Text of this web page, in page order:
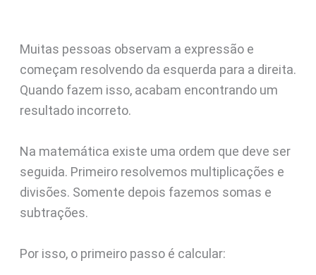
Muitas pessoas observam a expressão e
começam resolvendo da esquerda para a direita.
Quando fazem isso, acabam encontrando um
resultado incorreto.
Na matemática existe uma ordem que deve ser
seguida. Primeiro resolvemos multiplicações e
divisões. Somente depois fazemos somas e
subtrações.
Por isso, o primeiro passo é calcular: